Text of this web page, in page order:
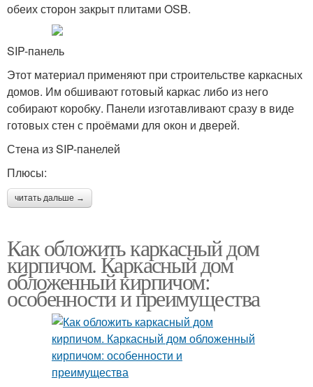
обеих сторон закрыт плитами OSB.
SIP-панель
Этот материал применяют при строительстве каркасных
домов. Им обшивают готовый каркас либо из него
собирают коробку. Панели изготавливают сразу в виде
готовых стен с проёмами для окон и дверей.
Стена из SIP-панелей
Плюсы:
читать дальше →
Как обложить каркасный дом
кирпичом. Каркасный дом
обложенный кирпичом:
особенности и преимущества